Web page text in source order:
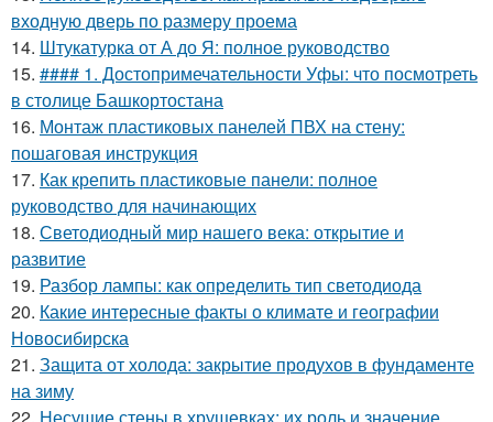
входную дверь по размеру проема
14. Штукатурка от А до Я: полное руководство
15. #### 1. Достопримечательности Уфы: что посмотреть
в столице Башкортостана
16. Монтаж пластиковых панелей ПВХ на стену:
пошаговая инструкция
17. Как крепить пластиковые панели: полное
руководство для начинающих
18. Светодиодный мир нашего века: открытие и
развитие
19. Разбор лампы: как определить тип светодиода
20. Какие интересные факты о климате и географии
Новосибирска
21. Защита от холода: закрытие продухов в фундаменте
на зиму
22. Несущие стены в хрущевках: их роль и значение